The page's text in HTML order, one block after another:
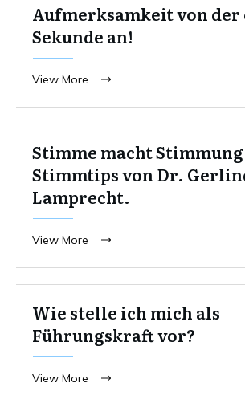
Aufmerksamkeit von der
Sekunde an!
View More
Stimme macht Stimmung
Stimmtips von Dr.
Lamprecht.
View More
Wie stelle ich mich als
Führungskraft vor?
View More